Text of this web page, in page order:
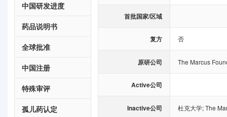
中国研发进度
药品说明书
全球批准
中国注册
特殊审评
孤儿药认定
首批国家/区域
复方 否
原研公司 The Marcus
Active公司
Inactive公司 杜克大学;The